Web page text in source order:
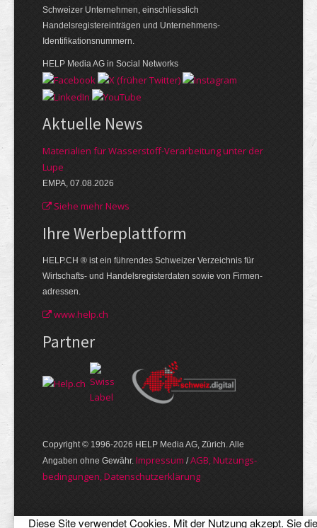
Schweizer Unternehmen, einschliesslich
Handelsregistereinträgen und Unternehmens-
Identifikationsnummern.
HELP Media AG in Social Networks
Aktuelle News
Materialien für Wasserstoff-Verarbeitung unter der
Lupe
EMPA, 07.08.2026
Siehe mehr News
Ihre Werbe­plattform
HELP.CH ® ist ein führendes Schweizer Verzeichnis für
Wirtschafts- und Handelsregisterdaten sowie von Firmen­
adressen.
www.help.ch
Partner
Copyright © 1996-2026 HELP Media AG, Zürich. Alle
Angaben ohne Gewähr. Im­pres­sum /AGB, Nut­zungs­
bedin­gungen, Daten­schutz­er­klärung
Diese Site verwendet Cookies. Mit der Nutzung akzept. Sie die